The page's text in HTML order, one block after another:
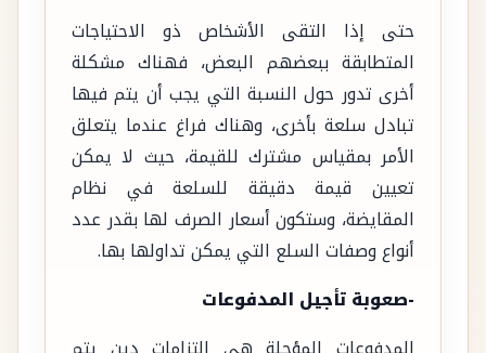
حتى إذا التقى الأشخاص ذو الاحتياجات
المتطابقة ببعضهم البعض، فهناك مشكلة
أخرى تدور حول النسبة التي يجب أن يتم فيها
تبادل سلعة بأخرى، وهناك فراغ عندما يتعلق
الأمر بمقياس مشترك للقيمة، حيث لا يمكن
تعيين قيمة دقيقة للسلعة في نظام
المقايضة، وستكون أسعار الصرف لها بقدر عدد
أنواع وصفات السلع التي يمكن تداولها بها.
-صعوبة تأجيل المدفوعات